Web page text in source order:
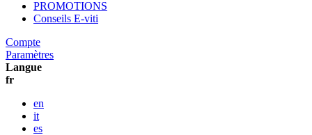
PROMOTIONS
Conseils E-viti
Compte
Paramètres
Langue
fr
en
it
es